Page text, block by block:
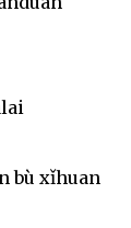
bù xǐhuan